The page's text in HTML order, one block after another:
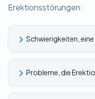
Erektionsstörungen:
Schwierigkeiten,
Probleme, die